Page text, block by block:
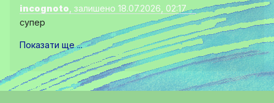
incognoto , залишено 18.07.2026, 02:17
супер
Показати ще ...